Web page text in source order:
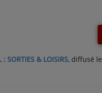
: SORTIES & LOISIRS, diffusé le